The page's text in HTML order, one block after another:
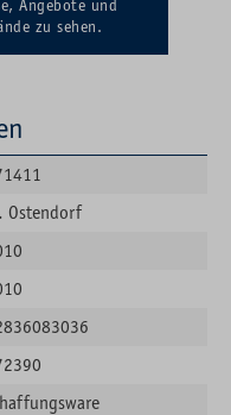
Angebote und
zu sehen.
Ostendorf